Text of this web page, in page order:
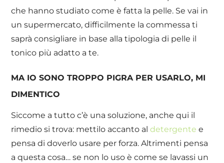
che hanno studiato come è fatta la pelle. Se vai in
un supermercato, difficilmente la commessa ti
saprà consigliare in base alla tipologia di pelle il
tonico più adatto a te.
MA IO SONO TROPPO PIGRA PER USARLO, MI
DIMENTICO
Siccome a tutto c’è una soluzione, anche qui il
rimedio si trova: mettilo accanto aldetergente e
pensa di doverlo usare per forza. Altrimenti pensa
a questa cosa… se non lo uso è come se lavassi un